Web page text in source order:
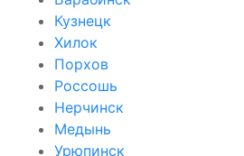
Кузнецк
Хилок
Порхов
Россошь
Нерчинск
Медынь
Урюпинск